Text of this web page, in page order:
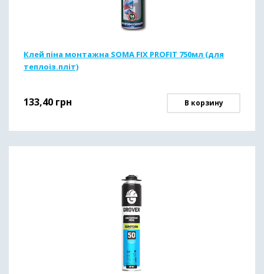
Клей піна монтажна SOMA FIX PROFIT 750мл (для
теплоіз.пліт)
133,40 грн В корзину